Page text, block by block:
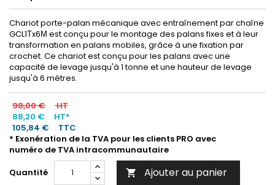
Chariot porte-palan mécanique avec entraînement par chaîne
GCL1Тx6М est conçu pour le montage des palans fixes et à leur
transformation en palans mobiles, grâce à une fixation par
crochet. Ce chariot est conçu pour les palans avec une
capacité de levage jusqu'à 1 tonne et une hauteur de levage
jusqu'à 6 mètres.
98,00 €
HT
88,20 €
HT*
105,84 €
TTC
* Exonération de la TVA pour les clients PRO avec
numéro de TVA intracommunautaire
Quantité
 Ajouter au panier